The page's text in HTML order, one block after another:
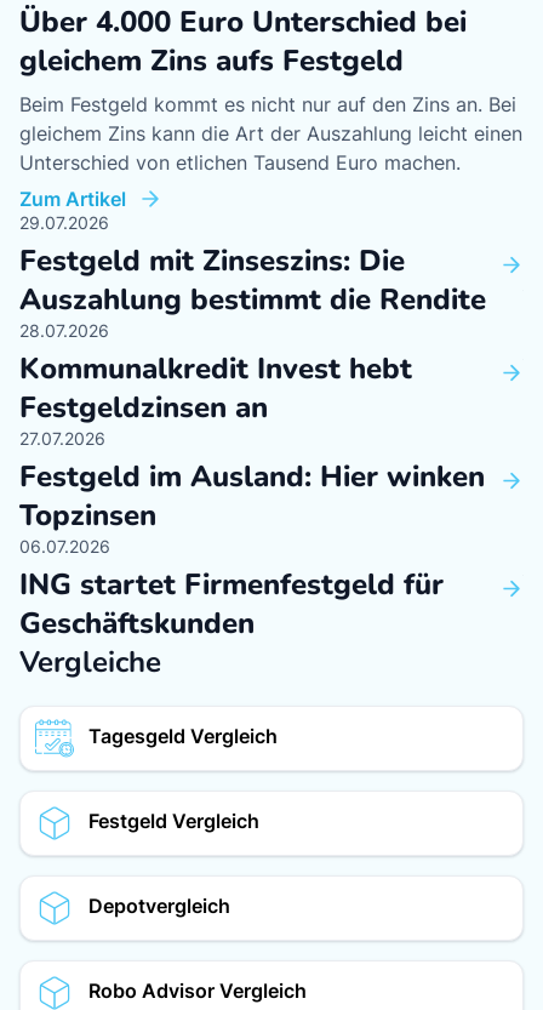
Über 4.000 Euro Unterschied bei
gleichem Zins aufs Festgeld
Beim Festgeld kommt es nicht nur auf den Zins an. Bei
gleichem Zins kann die Art der Auszahlung leicht einen
Unterschied von etlichen Tausend Euro machen.
Zum Artikel
29.07.2026
Festgeld mit Zinseszins: Die
Auszahlung bestimmt die Rendite
28.07.2026
Kommunalkredit Invest hebt
Festgeldzinsen an
27.07.2026
Festgeld im Ausland: Hier winken
Topzinsen
06.07.2026
ING startet Firmenfestgeld für
Geschäftskunden
Vergleiche
Tagesgeld Vergleich
Festgeld Vergleich
Depotvergleich
Robo Advisor Vergleich